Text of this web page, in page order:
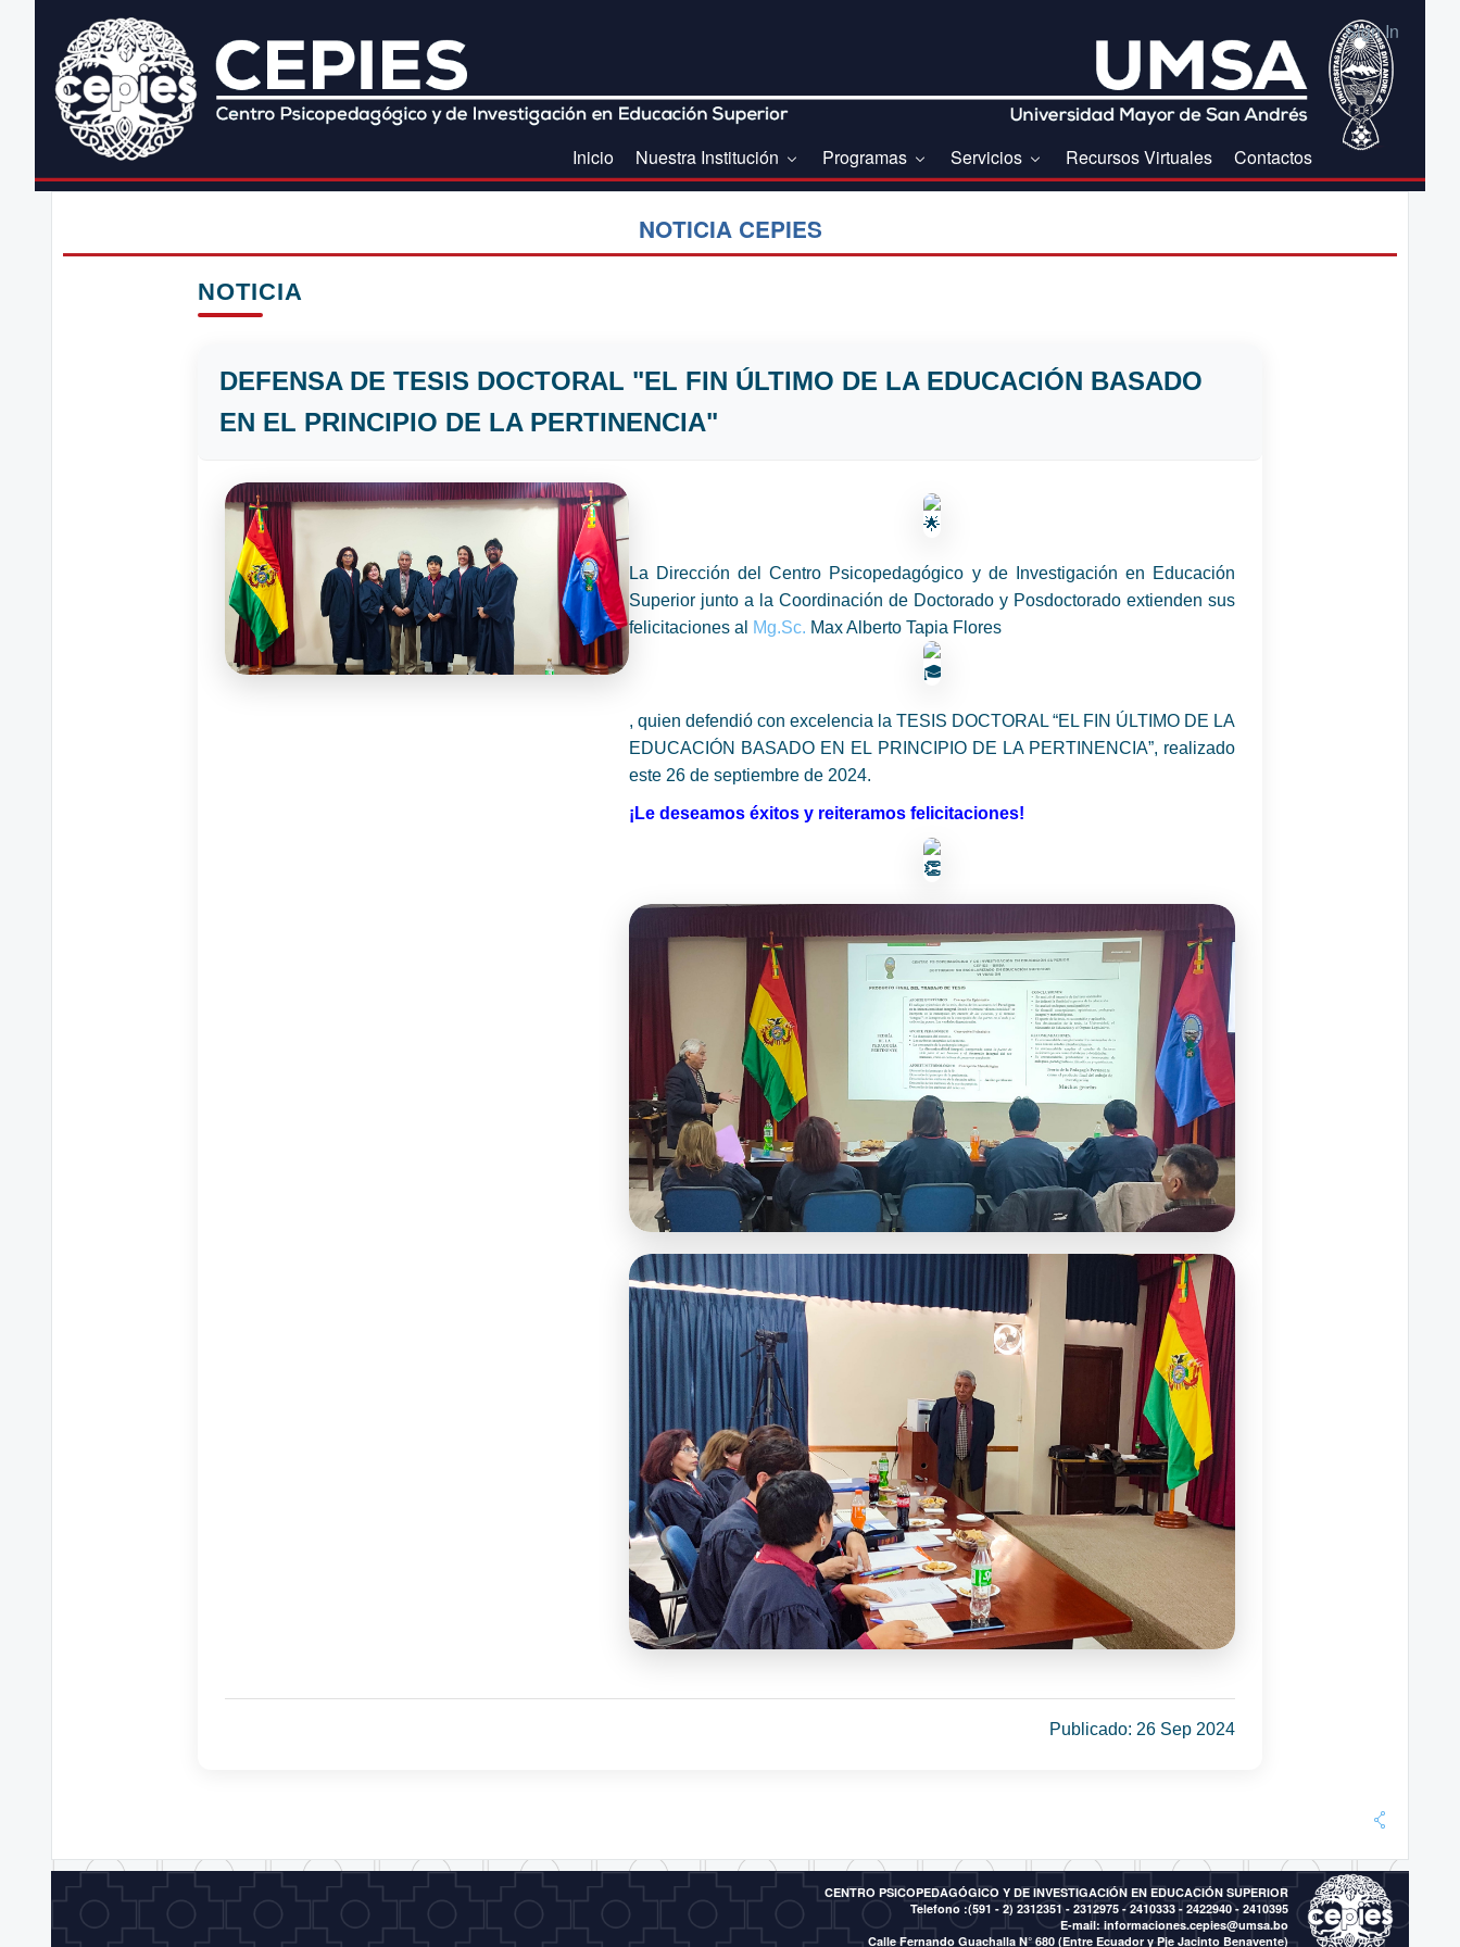
Sign In
Inicio Nuestra Institución Programas Servicios Recursos Virtuales Contactos
NOTICIA CEPIES
NOTICIA
DEFENSA DE TESIS DOCTORAL "EL FIN ÚLTIMO DE LA EDUCACIÓN BASADO
EN EL PRINCIPIO DE LA PERTINENCIA"
La Dirección del Centro Psicopedagógico y de Investigación en Educación
Superior junto a la Coordinación de Doctorado y Posdoctorado extienden sus
felicitaciones al
Mg.Sc. Max Alberto Tapia Flores
, quien defendió con excelencia la TESIS DOCTORAL “EL FIN ÚLTIMO DE LA
EDUCACIÓN BASADO EN EL PRINCIPIO DE LA PERTINENCIA”, realizado
este 26 de septiembre de 2024.
¡Le deseamos éxitos y reiteramos felicitaciones!
Publicado: 26 Sep 2024
CENTRO PSICOPEDAGÓGICO Y DE INVESTIGACIÓN EN EDUCACIÓN SUPERIOR
Telefono :(591 - 2) 2312351 - 2312975 - 2410333 - 2422940 - 2410395
E-mail:informaciones.cepies@umsa.bo
Calle Fernando Guachalla N° 680 (Entre Ecuador y Pje Jacinto Benavente)